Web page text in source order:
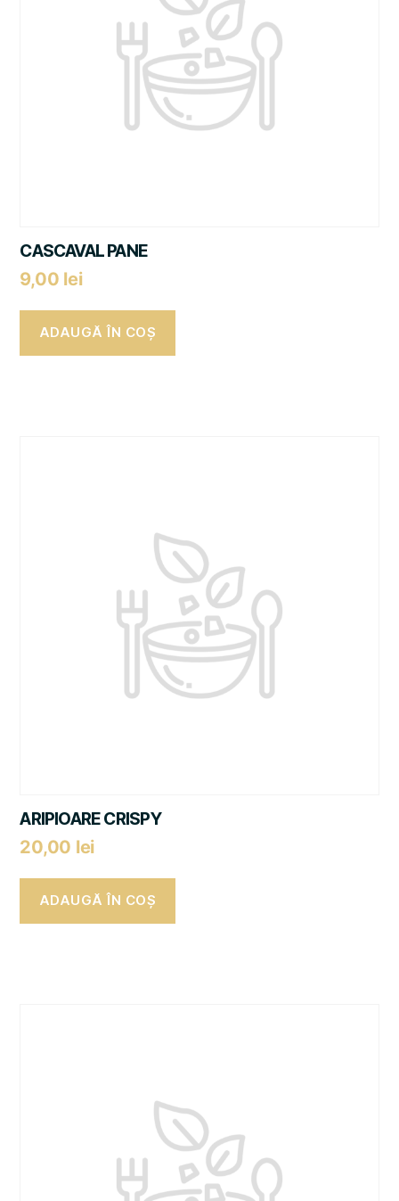
CASCAVAL PANE
9,00 lei
ADAUGĂ ÎN COȘ
ARIPIOARE CRISPY
20,00 lei
ADAUGĂ ÎN COȘ